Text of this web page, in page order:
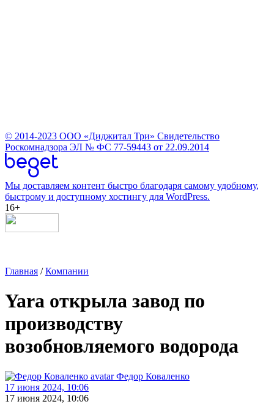
© 2014-2023 ООО «Диджитал Три» Свидетельство
Роскомнадзора ЭЛ № ФС 77-59443 от 22.09.2014
Мы доставляем контент быстро благодаря самому удобному,
быстрому и доступному хостингу для WordPress.
16+
Главная /Компании
Yara открыла завод по
производству
возобновляемого водорода
Федор Коваленко
17 июня 2024, 10:06
17 июня 2024, 10:06